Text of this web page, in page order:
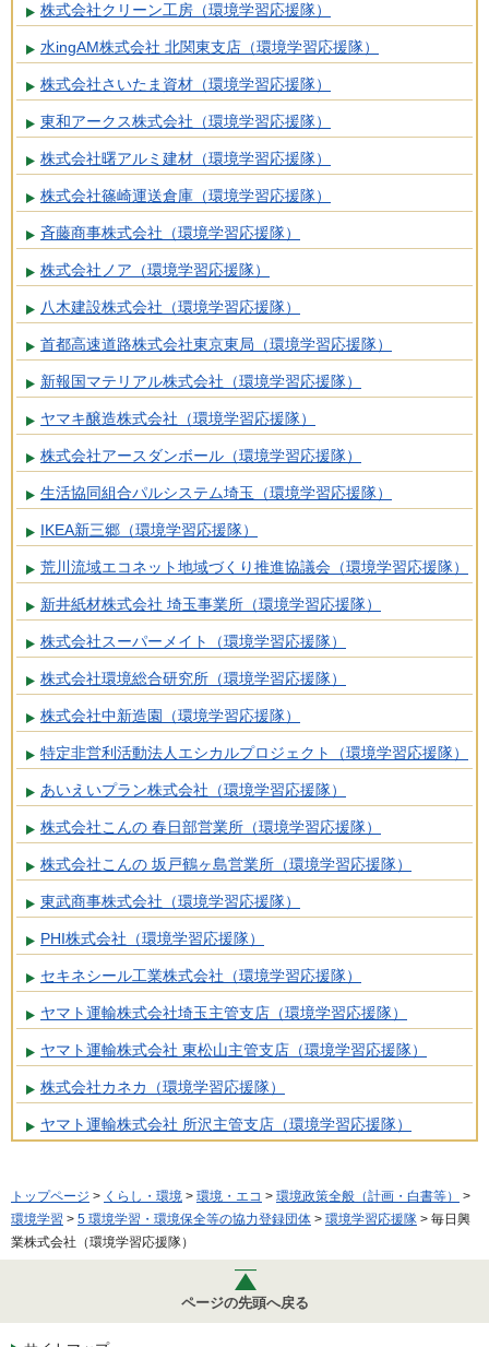
株式会社クリーン工房（環境学習応援隊）
水ingAM株式会社 北関東支店（環境学習応援隊）
株式会社さいたま資材（環境学習応援隊）
東和アークス株式会社（環境学習応援隊）
株式会社曙アルミ建材（環境学習応援隊）
株式会社篠崎運送倉庫（環境学習応援隊）
斉藤商事株式会社（環境学習応援隊）
株式会社ノア（環境学習応援隊）
八木建設株式会社（環境学習応援隊）
首都高速道路株式会社東京東局（環境学習応援隊）
新報国マテリアル株式会社（環境学習応援隊）
ヤマキ醸造株式会社（環境学習応援隊）
株式会社アースダンボール（環境学習応援隊）
生活協同組合パルシステム埼玉（環境学習応援隊）
IKEA新三郷（環境学習応援隊）
荒川流域エコネット地域づくり推進協議会（環境学習応援隊）
新井紙材株式会社 埼玉事業所（環境学習応援隊）
株式会社スーパーメイト（環境学習応援隊）
株式会社環境総合研究所（環境学習応援隊）
株式会社中新造園（環境学習応援隊）
特定非営利活動法人エシカルプロジェクト（環境学習応援隊）
あいえいプラン株式会社（環境学習応援隊）
株式会社こんの 春日部営業所（環境学習応援隊）
株式会社こんの 坂戸鶴ヶ島営業所（環境学習応援隊）
東武商事株式会社（環境学習応援隊）
PHI株式会社（環境学習応援隊）
セキネシール工業株式会社（環境学習応援隊）
ヤマト運輸株式会社埼玉主管支店（環境学習応援隊）
ヤマト運輸株式会社 東松山主管支店（環境学習応援隊）
株式会社カネカ（環境学習応援隊）
ヤマト運輸株式会社 所沢主管支店（環境学習応援隊）
トップページ > くらし・環境 > 環境・エコ > 環境政策全般（計画・白書等）
>
環境学習 > 5 環境学習・環境保全等の協力登録団体 > 環境学習応援隊 > 毎日興
業株式会社（環境学習応援隊）
ページの先頭へ戻る